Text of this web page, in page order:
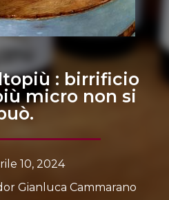
: birrificio
micro non si
10, 2024
Gianluca Cammarano